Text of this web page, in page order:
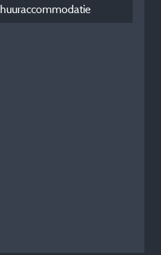
huuraccommodatie